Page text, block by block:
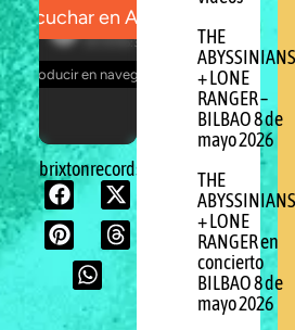
brixtonrecords.com
THE
ABYSSINIANS
+ LONE
RANGER –
BILBAO 8 de
mayo 2026
THE
ABYSSINIANS
+ LONE
RANGER en
concierto
BILBAO 8 de
mayo 2026